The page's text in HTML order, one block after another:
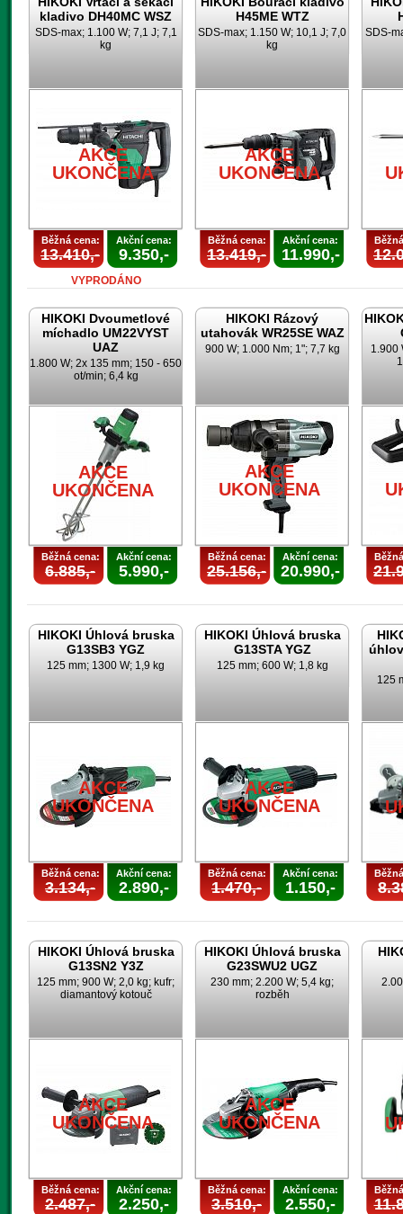
kladivo DH40MC WSZ
SDS-max; 1.100 W; 7,1 J; 7,1
kg
AKCE
UKONČENA
Běžná cena:
13.410,-
Akční cena:
9.350,-
VYPRODÁNO
H45ME WTZ
SDS-max; 1.150 W; 10,1 J; 7,0
kg
AKCE
UKONČENA
Běžná cena:
13.419,-
Akční cena:
11.990,-
SDS-
HIKOKI Dvoumetlové
míchadlo UM22VYST
UAZ
1.800 W; 2x 135 mm; 150 - 650
ot/min; 6,4 kg
AKCE
UKONČENA
Běžná cena:
6.885,-
Akční cena:
5.990,-
HIKOKI Rázový
utahovák WR25SE WAZ
900 W; 1.000 Nm; 1"; 7,7 kg
AKCE
UKONČENA
Běžná cena:
25.156,-
Akční cena:
20.990,-
1.900
HIKOKI Úhlová bruska
G13SB3 YGZ
125 mm; 1300 W; 1,9 kg
AKCE
UKONČENA
Běžná cena:
3.134,-
Akční cena:
2.890,-
HIKOKI Úhlová bruska
G13STA YGZ
125 mm; 600 W; 1,8 kg
AKCE
UKONČENA
Běžná cena:
1.470,-
Akční cena:
1.150,-
125
HIKOKI Úhlová bruska
G13SN2 Y3Z
125 mm; 900 W; 2,0 kg; kufr;
diamantový kotouč
AKCE
UKONČENA
Běžná cena:
2.487,-
Akční cena:
2.250,-
HIKOKI Úhlová bruska
G23SWU2 UGZ
230 mm; 2.200 W; 5,4 kg;
rozběh
AKCE
UKONČENA
Běžná cena:
3.510,-
Akční cena:
2.550,-